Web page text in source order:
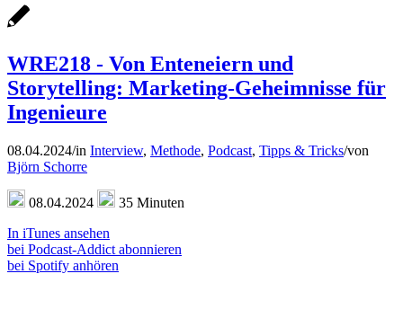
WRE218 - Von Enteneiern und
Storytelling: Marketing-Geheimnisse für
Ingenieure
08.04.2024/in Interview, Methode, Podcast, Tipps & Tricks/von
Björn Schorre
08.04.2024
35 Minuten
In iTunes ansehen
bei Podcast-Addict abonnieren
bei Spotify anhören